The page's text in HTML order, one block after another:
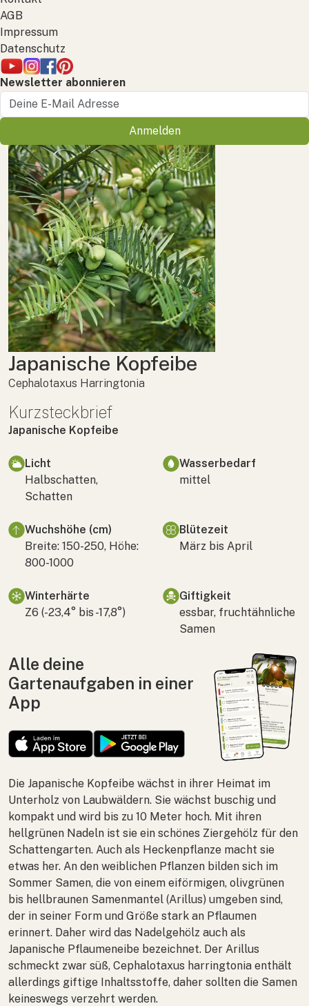
AGB
Impressum
Datenschutz
Newsletter abonnieren
Anmelden
Japanische Kopfeibe
Cephalotaxus Harringtonia
Kurzsteckbrief
Japanische Kopfeibe
Licht
Halbschatten,
Schatten
Wasserbedarf
mittel
Wuchshöhe (cm)
Breite: 150-250, Höhe:
800-1000
Blütezeit
März bis April
Winterhärte
Z6 (-23,4° bis -17,8°)
Giftigkeit
essbar, fruchtähnliche
Samen
Alle deine
Gartenaufgaben in einer
App
Die Japanische Kopfeibe wächst in ihrer Heimat im
Unterholz von Laubwäldern. Sie wächst buschig und
kompakt und wird bis zu 10 Meter hoch. Mit ihren
hellgrünen Nadeln ist sie ein schönes Ziergehölz für den
Schattengarten. Auch als Heckenpflanze macht sie
etwas her. An den weiblichen Pflanzen bilden sich im
Sommer Samen, die von einem eiförmigen, olivgrünen
bis hellbraunen Samenmantel (Arillus) umgeben sind,
der in seiner Form und Größe stark an Pflaumen
erinnert. Daher wird das Nadelgehölz auch als
Japanische Pflaumeneibe bezeichnet. Der Arillus
schmeckt zwar süß, Cephalotaxus harringtonia enthält
allerdings giftige Inhaltsstoffe, daher sollten die Samen
keineswegs verzehrt werden.